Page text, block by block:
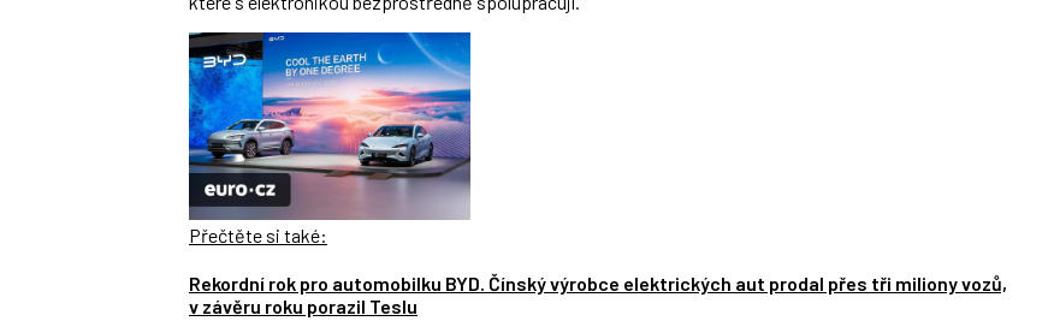
Přečtěte si také:
Rekordní rok pro automobilku BYD. Čínský výrobce elektrických aut prodal přes tři miliony vozů,
v závěru roku porazil Teslu